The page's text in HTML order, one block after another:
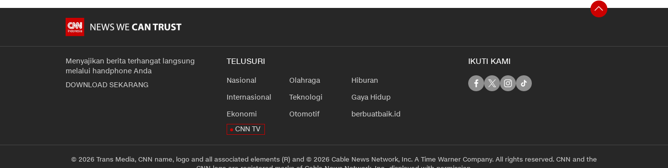
Menyajikan berita terhangat langsung
melalui handphone Anda
DOWNLOAD SEKARANG
TELUSURI
Nasional
Internasional
Ekonomi
Olahraga
Teknologi
Otomotif
Hiburan
Gaya Hidup
berbuatbaik.id
CNN TV
IKUTI KAMI
© 2026 Trans Media, CNN name, logo and all associated elements (R) and © 2026 Cable News Network, Inc. A Time Warner Company. All rights reserved. CNN and the